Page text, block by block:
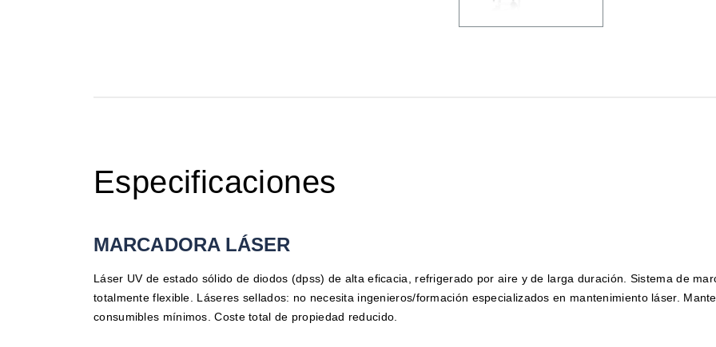
Especificaciones
MARCADORA LÁSER
Láser UV de estado sólido de diodos (dpss) de alta eficacia, refrigerado por aire y de larga duración. Sistema de
totalmente flexible. Láseres sellados: no necesita ingenieros/formación especializados en mantenimiento láser.
consumibles mínimos. Coste total de propiedad reducido.